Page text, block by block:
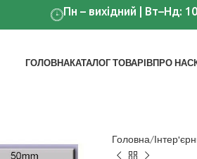
Пн – вихідний | Вт–Нд:
ГОЛОВНАКАТАЛОГ ТОВАРІВПРО НАС
Головна